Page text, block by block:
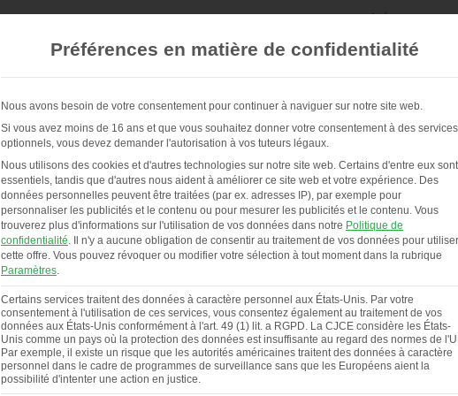
POULAILLERS & SERVICE À PROPOS DE NOUS
Préférences en matière de confidentialité
Nous avons besoin de votre consentement pour continuer à naviguer sur notre site web.
Si vous avez moins de 16 ans et que vous souhaitez donner votre consentement à des services
optionnels, vous devez demander l'autorisation à vos tuteurs légaux.
Nous utilisons des cookies et d'autres technologies sur notre site web. Certains d'entre eux sont
essentiels, tandis que d'autres nous aident à améliorer ce site web et votre expérience. Des
données personnelles peuvent être traitées (par ex. adresses IP), par exemple pour
personnaliser les publicités et le contenu ou pour mesurer les publicités et le contenu. Vous
trouverez plus d'informations sur l'utilisation de vos données dans notre Politique de
confidentialité.
Il n'y a aucune obligation de consentir au traitement de vos données pour utiliser
cette offre. Vous pouvez révoquer ou modifier votre sélection à tout moment dans la rubrique
Paramètres.
Certains services traitent des données à caractère personnel aux États-Unis. Par votre
consentement à l'utilisation de ces services, vous consentez également au traitement de vos
données aux États-Unis conformément à l'art. 49 (1) lit. a RGPD. La CJCE considère les États-
Unis comme un pays où la protection des données est insuffisante au regard des normes de
Par exemple, il existe un risque que les autorités américaines traitent des données à caractère
personnel dans le cadre de programmes de surveillance sans que les Européens aient la
possibilité d'intenter une action en justice.